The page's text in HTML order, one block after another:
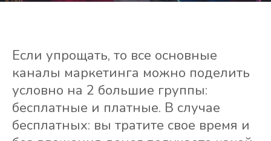
Если упрощать, то все основные
каналы маркетинга можно поделить
условно на 2 большие группы:
бесплатные и платные. В случае
бесплатных: вы тратите свое время и